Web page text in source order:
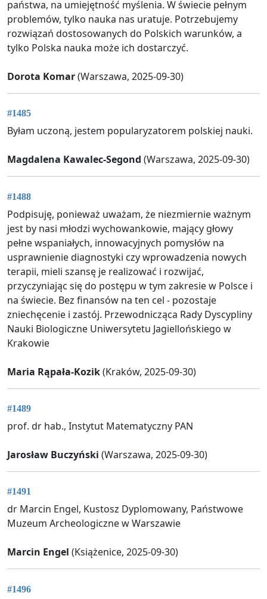
państwa, na umiejętność myślenia. W świecie pełnym
problemów, tylko nauka nas uratuje. Potrzebujemy
rozwiązań dostosowanych do Polskich warunków, a
tylko Polska nauka może ich dostarczyć.
Dorota Komar(Warszawa, 2025-09-30)
#1485
Byłam uczoną, jestem popularyzatorem polskiej nauki.
Magdalena Kawalec-Segond (Warszawa, 2025-09-30)
#1488
Podpisuję, ponieważ uważam, że niezmiernie ważnym
jest by nasi młodzi wychowankowie, mający głowy
pełne wspaniałych, innowacyjnych pomysłów na
usprawnienie diagnostyki czy wprowadzenia nowych
terapii, mieli szansę je realizować i rozwijać,
przyczyniając się do postępu w tym zakresie w Polsce i
na świecie. Bez finansów na ten cel - pozostaje
zniechęcenie i zastój. Przewodnicząca Rady Dyscypliny
Nauki Biologiczne Uniwersytetu Jagiellońskiego w
Krakowie
Maria Rąpała-Kozik(Kraków, 2025-09-30)
#1489
prof. dr hab., Instytut Matematyczny PAN
Jarosław Buczyński (Warszawa, 2025-09-30)
#1491
dr Marcin Engel, Kustosz Dyplomowany, Państwowe
Muzeum Archeologiczne w Warszawie
Marcin Engel (Książenice, 2025-09-30)
#1496